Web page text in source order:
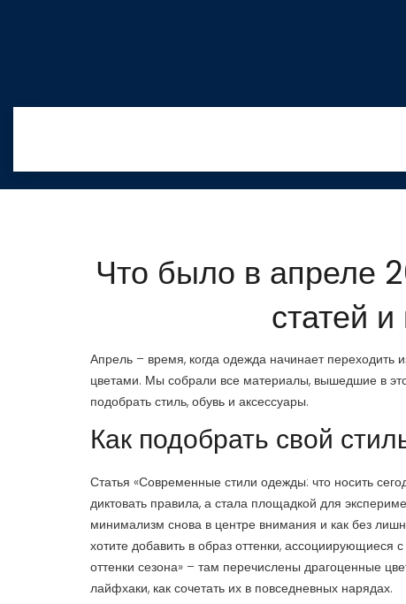
Что было в апреле
статей
Апрель – время, когда одежда начинает
цветами. Мы собрали все материалы, вышедшие в
подобрать стиль, обувь и аксессуары.
Как подобрать свой
Статья «Современные стили одежды: что носить
диктовать правила, а стала площадкой для
минимализм снова в центре внимания и как без
хотите добавить в образ оттенки, ассоциирующиеся
оттенки сезона» – там перечислены драгоценные
лайфхаки, как сочетать их в повседневных нарядах.